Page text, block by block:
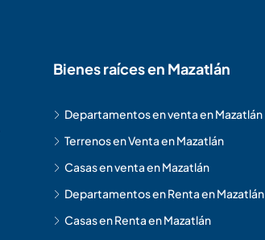
Bienes raíces en Mazatlán
Departamentos en venta en Mazatlán
Terrenos en Venta en Mazatlán
Casas en venta en Mazatlán
Departamentos en Renta en Mazatlán
Casas en Renta en Mazatlán